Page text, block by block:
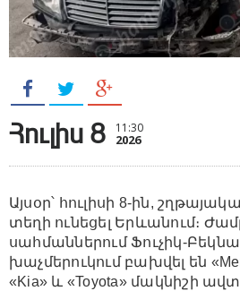
Հուլիս 8 11:30
2026
Այսօր՝ հուլիսի 8-ին,
տեղի ունեցել Երևանում։
սահմաններում Ֆուչիկ-
խաչմերուկում բախվել են
«Kia» և «Toyota» մակնիշի